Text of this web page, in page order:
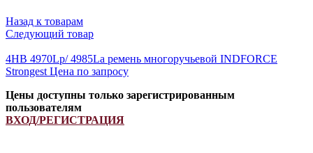
Назад к товарам
Следующий товар
4HB 4970Lp/ 4985La ремень многоручьевой INDFORCE
Strongest Цена по запросу
Цены доступны только зарегистрированным
пользователям
ВХОД/РЕГИСТРАЦИЯ